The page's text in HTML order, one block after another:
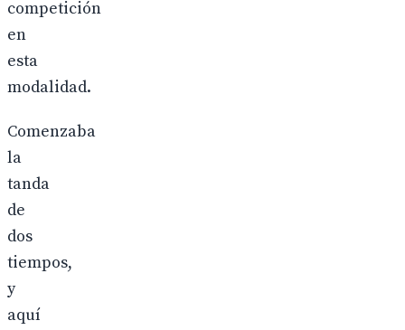
competición
en
esta
modalidad.
Comenzaba
la
tanda
de
dos
tiempos,
y
aquí